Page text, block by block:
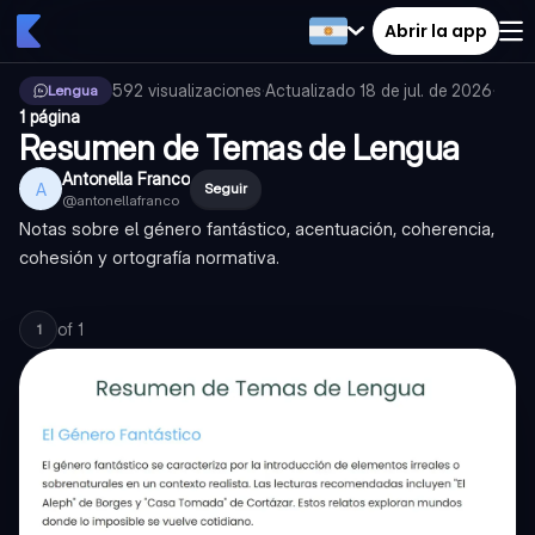
Abrir la app
Lengua 592 visualizaciones·Actualizado 18 de jul. de 2026·
1 página
Resumen de Temas de Lengua
A Antonella Franco
@antonellafranco
Seguir
Notas sobre el género fantástico, acentuación, coherencia,
cohesión y ortografía normativa.
1 of 1